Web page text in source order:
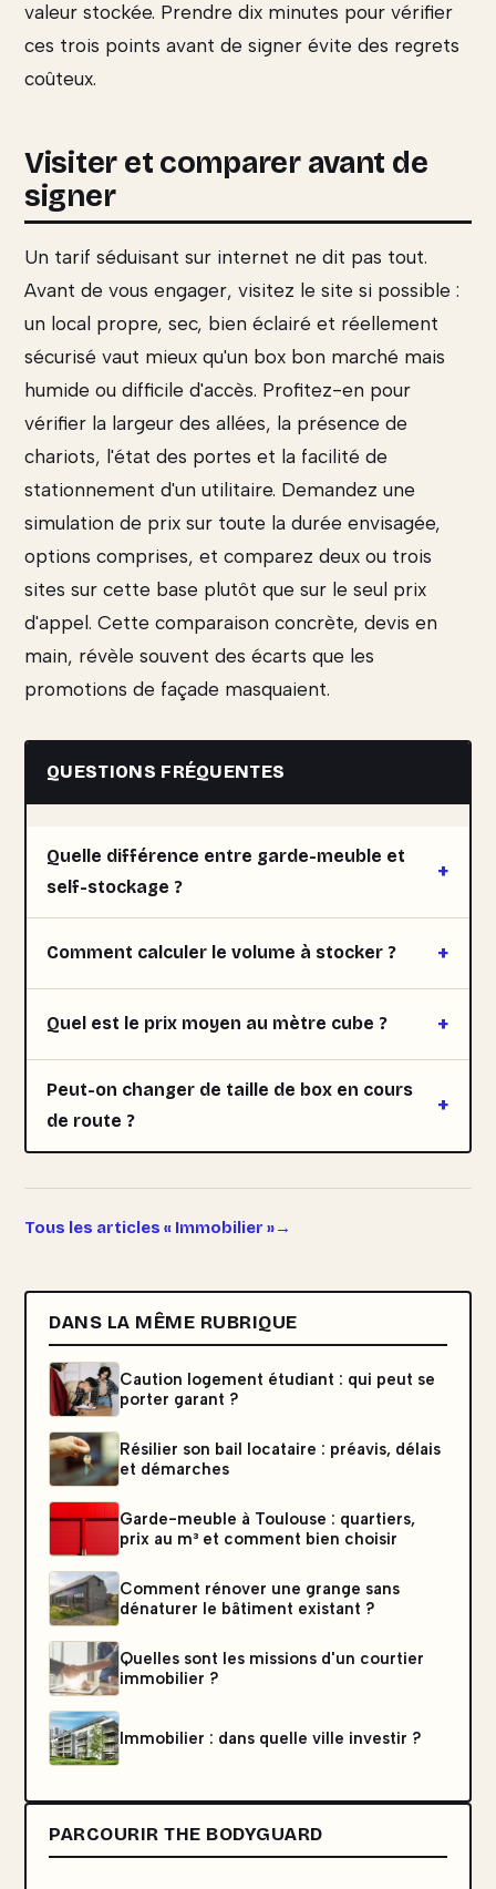
valeur stockée. Prendre dix minutes pour vérifier
ces trois points avant de signer évite des regrets
coûteux.
Visiter et comparer avant de
signer
Un tarif séduisant sur internet ne dit pas tout.
Avant de vous engager, visitez le site si possible :
un local propre, sec, bien éclairé et réellement
sécurisé vaut mieux qu'un box bon marché mais
humide ou difficile d'accès. Profitez-en pour
vérifier la largeur des allées, la présence de
chariots, l'état des portes et la facilité de
stationnement d'un utilitaire. Demandez une
simulation de prix sur toute la durée envisagée,
options comprises, et comparez deux ou trois
sites sur cette base plutôt que sur le seul prix
d'appel. Cette comparaison concrète, devis en
main, révèle souvent des écarts que les
promotions de façade masquaient.
QUESTIONS FRÉQUENTES
Quelle différence entre garde-meuble et
self-stockage ?
Comment calculer le volume à stocker ?
Quel est le prix moyen au mètre cube ?
Peut-on changer de taille de box en cours
de route ?
Tous les articles « Immobilier »
DANS LA MÊME RUBRIQUE
Caution logement étudiant : qui peut se
porter garant ?
Résilier son bail locataire : préavis, délais
et démarches
Garde-meuble à Toulouse : quartiers,
prix au m³ et comment bien choisir
Comment rénover une grange sans
dénaturer le bâtiment existant ?
Quelles sont les missions d'un courtier
immobilier ?
Immobilier : dans quelle ville investir ?
PARCOURIR THE BODYGUARD